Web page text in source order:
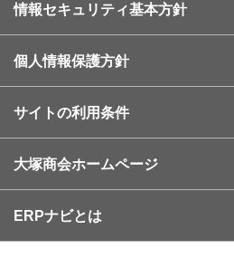
情報セキュリティ基本方針
個人情報保護方針
サイトの利用条件
大塚商会ホームページ
ERPナビとは